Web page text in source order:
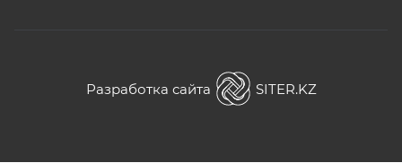
Разработка сайта SITER.KZ